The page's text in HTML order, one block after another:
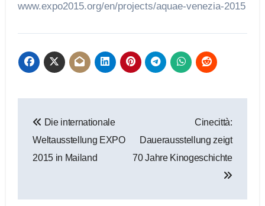
www.expo2015.org/en/projects/aquae-venezia-2015
Die internationale
Weltausstellung EXPO
2015 in Mailand
Cinecittà:
Dauerausstellung zeigt
70 Jahre Kinogeschichte